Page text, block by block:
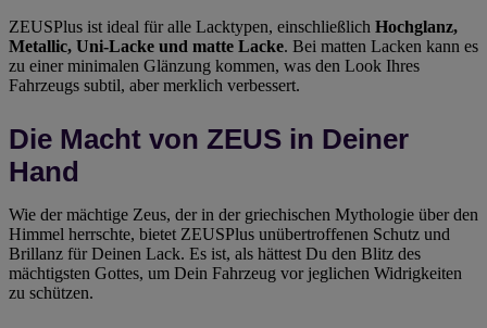
ZEUSPlus ist ideal für alle Lacktypen, einschließlich Hochglanz,
Metallic, Uni-Lacke und matte Lacke. Bei matten Lacken kann es
zu einer minimalen Glänzung kommen, was den Look Ihres
Fahrzeugs subtil, aber merklich verbessert.
Die Macht von ZEUS in Deiner
Hand
Wie der mächtige Zeus, der in der griechischen Mythologie über den
Himmel herrschte, bietet ZEUSPlus unübertroffenen Schutz und
Brillanz für Deinen Lack. Es ist, als hättest Du den Blitz des
mächtigsten Gottes, um Dein Fahrzeug vor jeglichen Widrigkeiten
zu schützen.